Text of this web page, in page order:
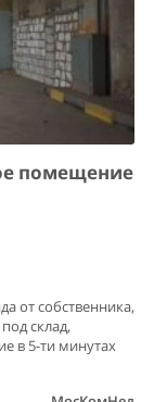
помещение
от собственника,
склад,
в 5-ти минутax